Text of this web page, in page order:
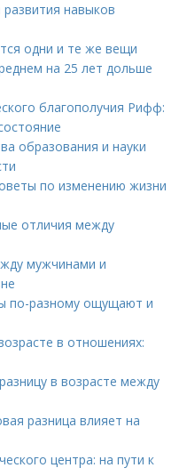
развития навыков
одни и те же вещи
на 25 лет дольше
благополучия Рифф:
образования и науки
по изменению жизни
отличия между
мужчинами и
по-разному ощущают и
в отношениях:
в возрасте между
разница влияет на
центра: на пути к